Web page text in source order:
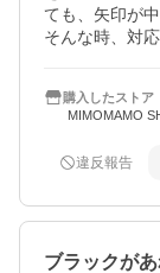
ても、矢印が
そんな時、対
応がいい！
さらに快適な
購入したストア
MIMOMAMO
違反報告
ブラックが